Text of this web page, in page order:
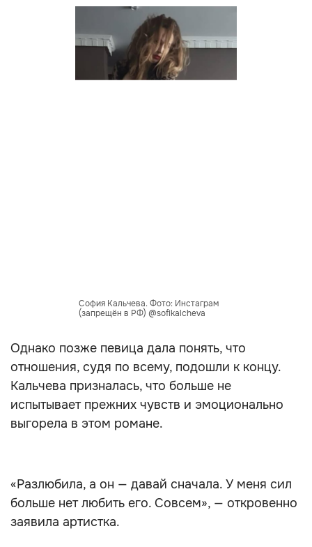
София Кальчева. Фото: Инстаграм
(запрещён в РФ) @sofikalcheva
Однако позже певица дала понять, что
отношения, судя по всему, подошли к концу.
Кальчева призналась, что больше не
испытывает прежних чувств и эмоционально
выгорела в этом романе.
«Разлюбила, а он — давай сначала. У меня сил
больше нет любить его. Совсем», — откровенно
заявила артистка.